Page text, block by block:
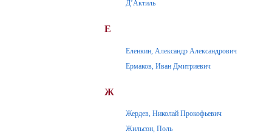
Д’Актиль
Е
Еленкин, Александр Александрович
Ермаков, Иван Дмитриевич
Ж
Жердев, Николай Прокофьевич
Жильсон, Поль